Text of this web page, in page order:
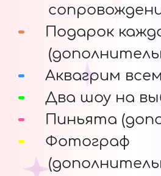
Подарок
Аквагрим
Два шоу на
Пиньята
Фотограф